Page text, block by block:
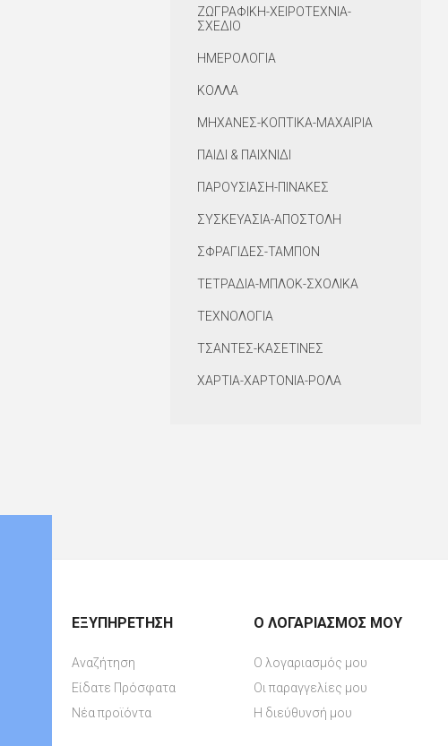
ΖΩΓΡΑΦΙΚΗ-ΧΕΙΡΟΤΕΧΝΙΑ-
ΣΧΕΔΙΟ
ΗΜΕΡΟΛΟΓΙΑ
ΚΟΛΛΑ
ΜΗΧΑΝΕΣ-ΚΟΠΤΙΚΑ-ΜΑΧΑΙΡΙΑ
ΠΑΙΔΙ & ΠΑΙΧΝΙΔΙ
ΠΑΡΟΥΣΙΑΣΗ-ΠΙΝΑΚΕΣ
ΣΥΣΚΕΥΑΣΙΑ-ΑΠΟΣΤΟΛΗ
ΣΦΡΑΓΙΔΕΣ-ΤΑΜΠΟΝ
ΤΕΤΡΑΔΙΑ-ΜΠΛΟΚ-ΣΧΟΛΙΚΑ
ΤΕΧΝΟΛΟΓΙΑ
ΤΣΑΝΤΕΣ-ΚΑΣΕΤΙΝΕΣ
ΧΑΡΤΙΑ-ΧΑΡΤΟΝΙΑ-ΡΟΛΑ
ΕΞΥΠΗΡΈΤΗΣΗ
Αναζήτηση
Είδατε Πρόσφατα
Νέα προϊόντα
Ο ΛΟΓΑΡΙΑΣΜΌΣ ΜΟΥ
Ο λογαριασμός μου
Οι παραγγελίες μου
Η διεύθυνσή μου